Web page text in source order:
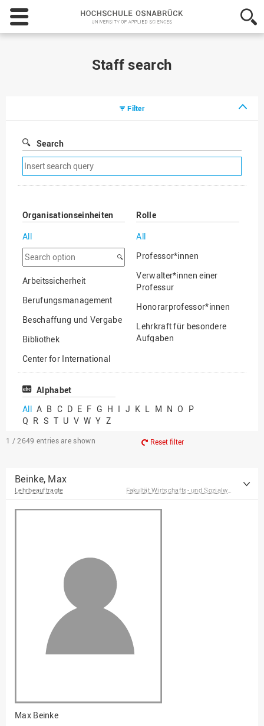
Hochschule
Osnabrück
-
Staff search
Filter
Search
Remove
search
filter
Organisationseinheiten
All
Search
option
Arbeitssicherheit
Berufungsmanagement
Beschaffung und Vergabe
Bibliothek
Center for International
Mobility
Center for International
Chancengerechtigkeit
eLearning Competence
EU-Büro
Fakultät
Agrarwissenschaften und
und Informatik
Fakultät Management,
Kultur und Technik
Fakultät Wirtschafts- und
Sozialwissenschaften
Finanzen
Gesellschaftliches
Rolle
All
Professor*innen
Verwalter*innen einer
Professur
Honorarprofessor*innen
Lehrkraft für besondere
Aufgaben
Professor*innen im
Alphabet
All A B C D E F G H I J K L M N O P
Q R S T U V W Y Z
1 / 2649 entries are shown Reset filter
Beinke, Max
Lehrbeauftragte
Max Beinke